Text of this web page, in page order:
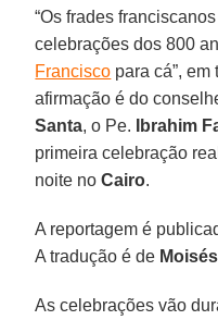
“Os frades
celebrações dos 800
Francisco para cá”,
afirmação é do
Santa, o Pe. Ibrahim
primeira celebração
noite noCairo.
A reportagem é
A tradução é de
As celebrações vão